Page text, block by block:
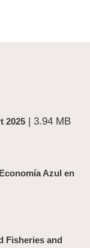
2025 | 3.94 MB
Azul en
Fisheries and